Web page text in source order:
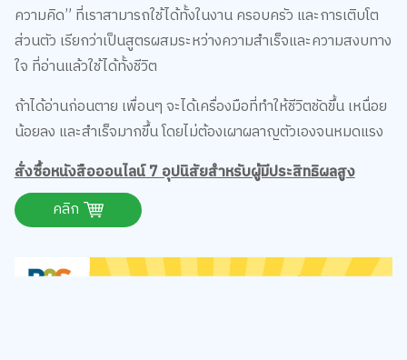
ความคิด” ที่เราสามารถใช้ได้ทั้งในงาน ครอบครัว และการเติบโต
ส่วนตัว เรียกว่าเป็นสูตรผสมระหว่างความสำเร็จและความสงบทาง
ใจ ที่อ่านแล้วใช้ได้ทั้งชีวิต
ถ้าได้อ่านก่อนตาย เพื่อนๆ จะได้เครื่องมือที่ทำให้ชีวิตชัดขึ้น เหนื่อย
น้อยลง และสำเร็จมากขึ้น โดยไม่ต้องเผาผลาญตัวเองจนหมดแรง
สั่งซื้อหนังสือออนไลน์ 7 อุปนิสัยสำหรับผู้มีประสิทธิผลสูง
คลิก